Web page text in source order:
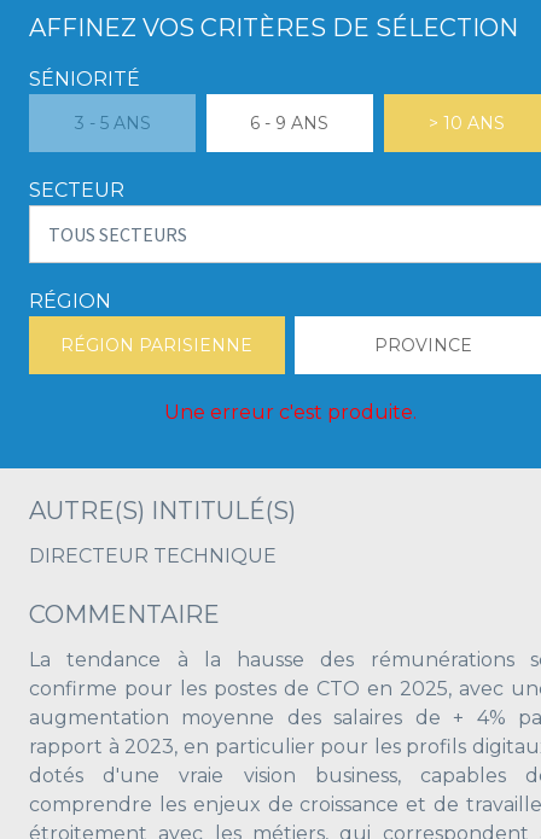
AFFINEZ VOS CRITÈRES DE SÉLECTION
SÉNIORITÉ
3 - 5 ANS 6 - 9 ANS > 10 ANS
SECTEUR
RÉGION
RÉGION PARISIENNE PROVINCE
Une erreur c'est produite.
AUTRE(S) INTITULÉ(S)
DIRECTEUR TECHNIQUE
COMMENTAIRE
La tendance à la hausse des rémunérations
confirme pour les postes de CTO en 2025, avec
augmentation moyenne des salaires de + 4%
rapport à 2023, en particulier pour les profils
dotés d'une vraie vision business, capables
comprendre les enjeux de croissance et de
étroitement avec les métiers, qui correspondent